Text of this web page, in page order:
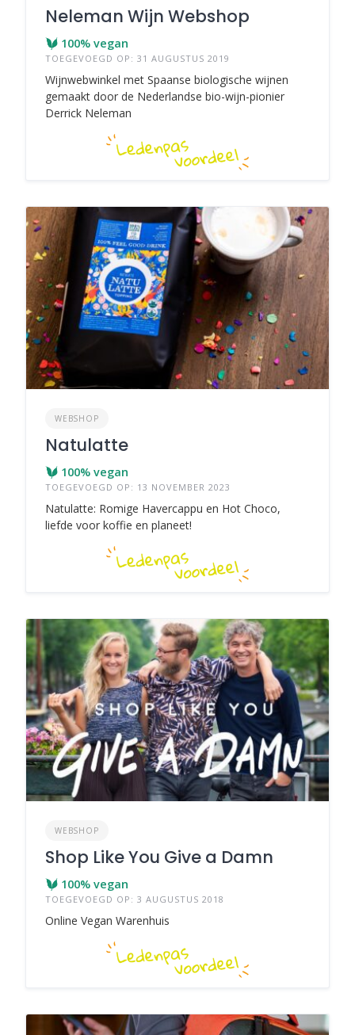
Neleman Wijn Webshop
100% vegan
TOEGEVOEGD OP: 31 AUGUSTUS 2019
Wijnwebwinkel met Spaanse biologische wijnen
gemaakt door de Nederlandse bio-wijn-pionier
Derrick Neleman
WEBSHOP
Natulatte
100% vegan
TOEGEVOEGD OP: 13 NOVEMBER 2023
Natulatte: Romige Havercappu en Hot Choco,
liefde voor koffie en planeet!
WEBSHOP
Shop Like You Give a Damn
100% vegan
TOEGEVOEGD OP: 3 AUGUSTUS 2018
Online Vegan Warenhuis